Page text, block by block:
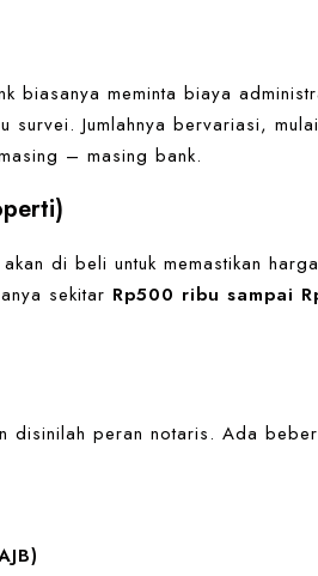
biasanya meminta biaya
survei. Jumlahnya bervariasi,
– masing bank.
di beli untuk memastikan
sekitar Rp500 ribu sampai
disinilah peran notaris. Ada